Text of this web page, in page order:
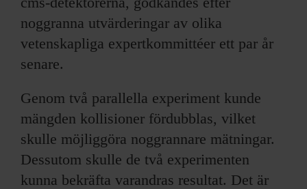
noggranna utvärderingar av olika
vetenskapliga expertkommittéer ett par år
senare.
Genom två parallella experiment kunde
mängden kollisioner fördubblas, vilket
skulle möjliggöra noggrannare mätningar.
Dessutom skulle de två experimenten
kunna bekräfta varandras resultat. Det är